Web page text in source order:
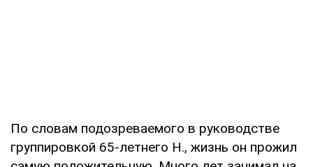
По словам подозреваемого в руководстве
группировкой 65-летнего Н., жизнь он прожил